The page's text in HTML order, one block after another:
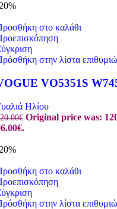
στο καλάθι
στην λίστα
VO5351S
Ηλίου
€ Original price was:
στο καλάθι
στην λίστα